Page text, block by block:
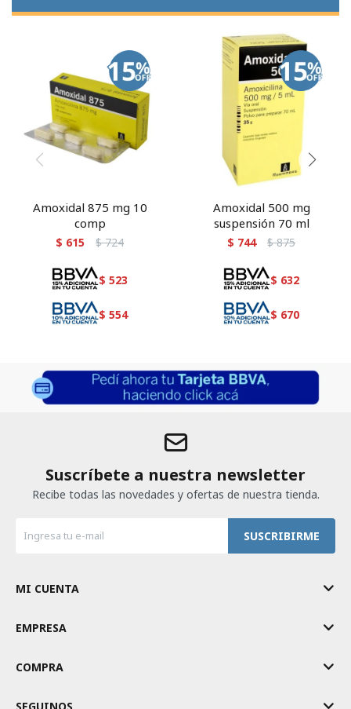
Amoxidal 875 mg 10
comp
$ 615 $ 724
$ 523
$ 554
Amoxidal 500 mg
suspensión 70 ml
$ 744 $ 875
$ 632
$ 670
Suscríbete a nuestra newsletter
Recibe todas las novedades y ofertas de nuestra tienda.
SUSCRIBIRME
MI CUENTA
EMPRESA
COMPRA